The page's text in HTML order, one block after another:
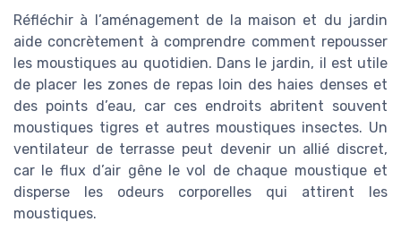
Réfléchir à l’aménagement de la maison et du jardin
aide concrètement à comprendre comment repousser
les moustiques au quotidien. Dans le jardin, il est utile
de placer les zones de repas loin des haies denses et
des points d’eau, car ces endroits abritent souvent
moustiques tigres et autres moustiques insectes. Un
ventilateur de terrasse peut devenir un allié discret,
car le flux d’air gêne le vol de chaque moustique et
disperse les odeurs corporelles qui attirent les
moustiques.